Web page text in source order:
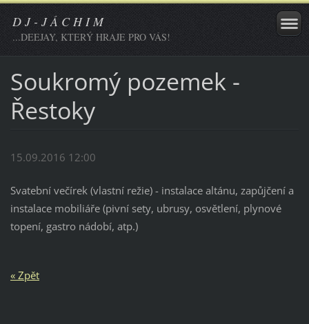
D J - J Á C H I M
...DEEJAY, KTERÝ HRAJE PRO VÁS!
Soukromý pozemek -
Řestoky
15.09.2016 12:00
Svatební večírek (vlastní režie) - instalace altánu, zapůjčení a
instalace mobiliáře (pivní sety, ubrusy, osvětlení, plynové
topení, gastro nádobí, atp.)
« Zpět